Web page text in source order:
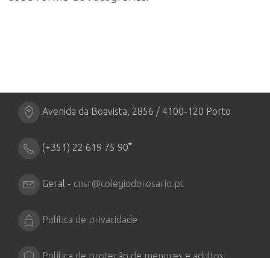
Avenida da Boavista, 2856 / 4100-120 Porto
(+351) 22 619 75 90*
Geral - cnsr@colegiodorosario.pt
Política de privacidade
Política de proteção de menores e adultos